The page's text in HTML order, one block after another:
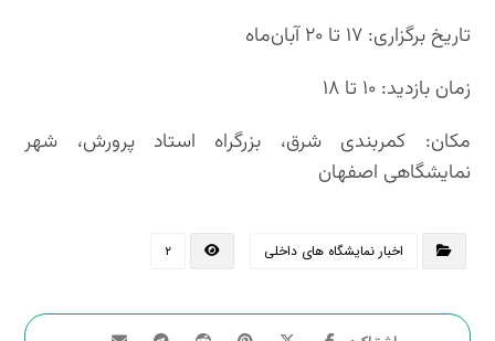
تاریخ برگزاری: ۱۷ تا ۲۰ آبان‌ماه
زمان بازدید: ۱۰ تا ۱۸
مکان: کمربندی شرق، بزرگراه استاد پرورش، شهر
نمایشگاهی اصفهان
اخبار نمایشگاه های داخلی ۲